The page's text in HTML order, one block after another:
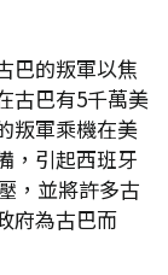
巴的叛軍以焦
古巴有5千萬美
叛軍乘機在美
，引起西班牙
，並將許多古
府為古巴而